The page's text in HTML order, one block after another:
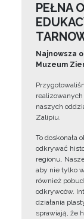
PEŁNA
Najnowsza
Muzeum
naszych
Zalipiu.
To doskonała
odkrywać
regionu.
aby nie tylko
również
odkrywców.
działania
sprawiają, że